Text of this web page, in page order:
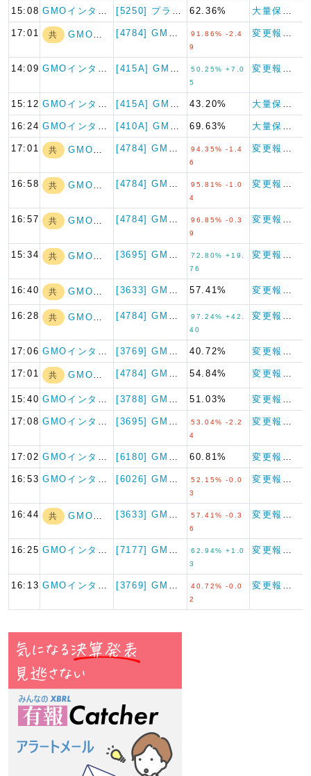
15:08 62.36%
17:01 共 GMOインターネ…
91.86% -2.4
9
14:09
50.25% +7.0
5
15:12 43.20%
16:24 69.63%
17:01 共 GMOアドホール…
94.35% -1.4
6
16:58 共 GMOアドホール…
95.81% -1.0
4
16:57 共 GMOアドホール…
96.85% -0.3
9
15:34 共 GMOインターネ…
72.80% +19.
76
16:40 共 GMOインターネ… 57.41%
16:28 共 GMOアドホール…
97.24% +42.
40
17:06 40.72%
17:01 共 GMOアドホール… 54.84%
15:40 51.03%
17:08
53.04% -2.2
4
17:02 60.81%
16:53
52.15% -0.0
3
16:44 共 GMOインターネ…
57.41% -0.3
6
16:25
62.94% +1.0
3
16:13
40.72% -0.0
2